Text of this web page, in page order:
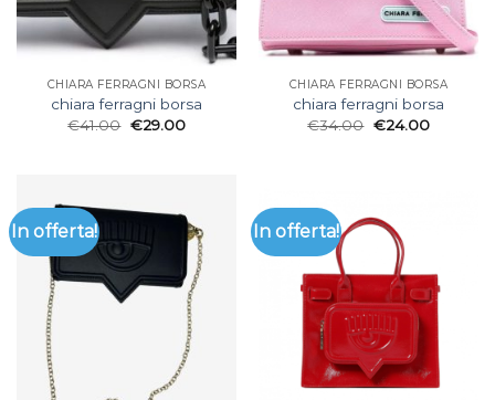
CHIARA FERRAGNI BORSA
chiara ferragni borsa
€41.00 €29.00
CHIARA FERRAGNI BORSA
chiara ferragni borsa
€34.00 €24.00
In offerta! In offerta!